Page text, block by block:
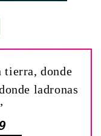
tierra, donde
ladronas